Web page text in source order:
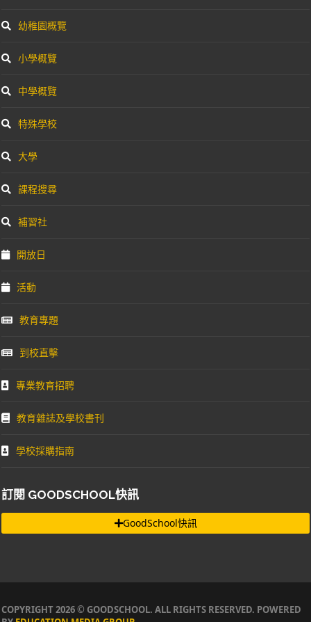
幼稚園概覽
小學概覽
中學概覽
特殊學校
大學
課程搜尋
補習社
開放日
活動
教育專題
到校直擊
專業教育招聘
教育雜誌及學校書刊
學校採購指南
訂閱 GOODSCHOOL快訊
GoodSchool快訊
COPYRIGHT 2026 © GOODSCHOOL. ALL RIGHTS RESERVED. POWERED